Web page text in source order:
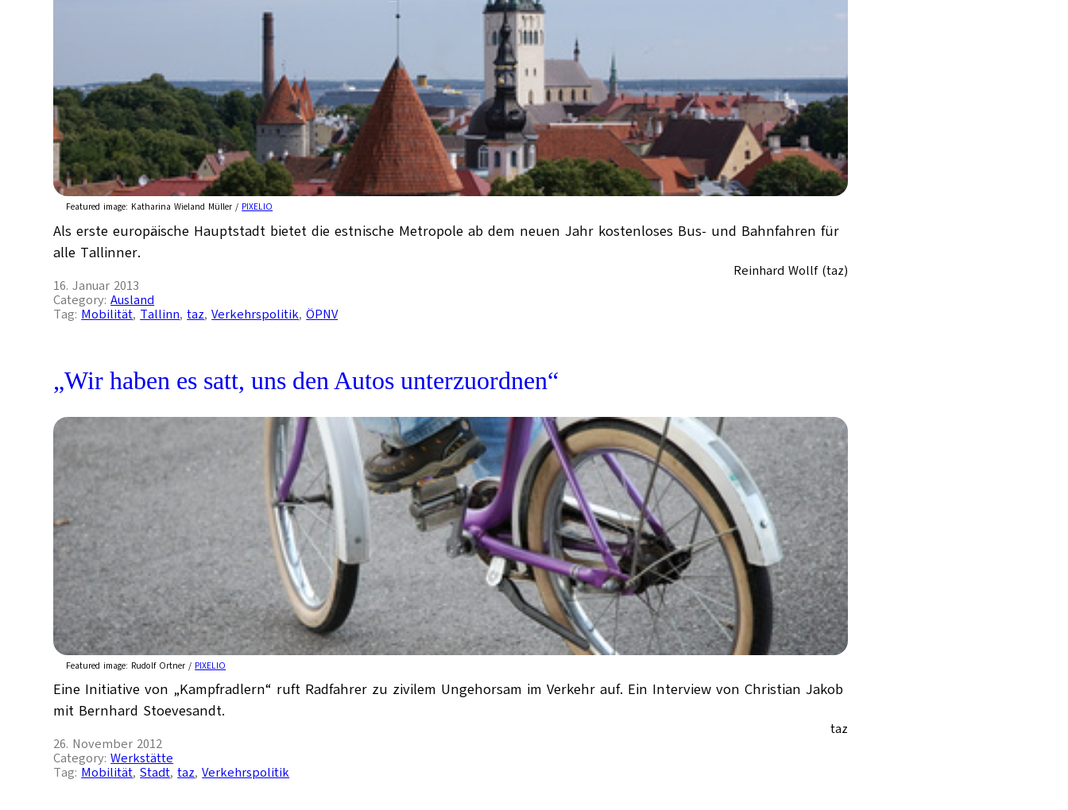
Featured image: Katharina Wieland Müller / PIXELIO
Als erste europäische Hauptstadt bietet die estnische Metropole ab dem neuen Jahr kostenloses Bus- und Bahnfahren für
alle Tallinner.
Reinhard Wollf (taz)
16. Januar 2013
Category:Ausland
Tag: Mobilität, Tallinn, taz, Verkehrspolitik, ÖPNV
„Wir haben es satt, uns den Autos unterzuordnen“
Featured image: Rudolf Ortner / PIXELIO
Eine Initiative von „Kampfradlern“ ruft Radfahrer zu zivilem Ungehorsam im Verkehr auf. Ein Interview von Christian Jakob
mit Bernhard Stoevesandt.
taz
26. November 2012
Category:Werkstätte
Tag: Mobilität, Stadt, taz, Verkehrspolitik